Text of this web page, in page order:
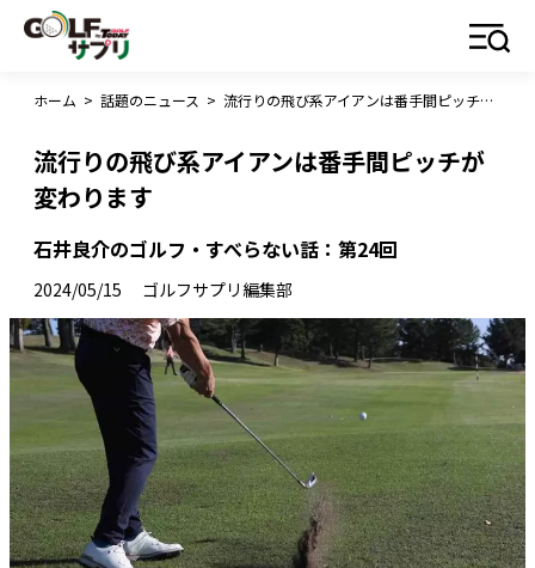
ホーム > 話題のニュース > 流行りの飛び系アイアンは番手間ピッチが変わります
流行りの飛び系アイアンは番手間ピッチが
変わります
石井良介のゴルフ・すべらない話：第24回
2024/05/15 ゴルフサプリ編集部